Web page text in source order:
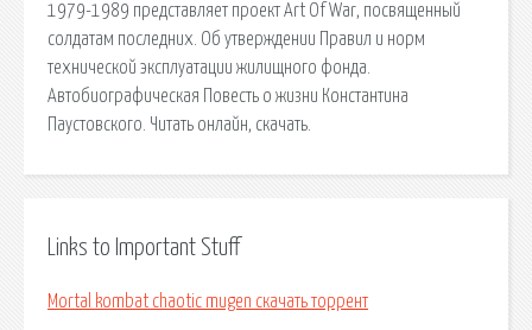
1979-1989 представляет проект Art Of War, посвященный
солдатам последних. Об утверждении Правил и норм
технической эксплуатации жилищного фонда.
Автобиографическая Повесть о жизни Константина
Паустовского. Читать онлайн, скачать.
Links to Important Stuff
Mortal kombat chaotic mugen скачать торрент